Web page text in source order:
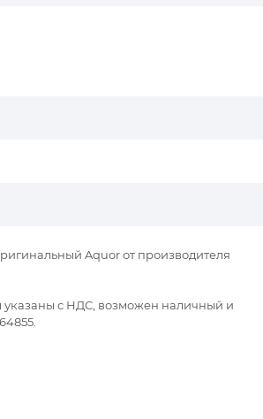
Aquor от производителя
указаны с НДС, возможен наличный и